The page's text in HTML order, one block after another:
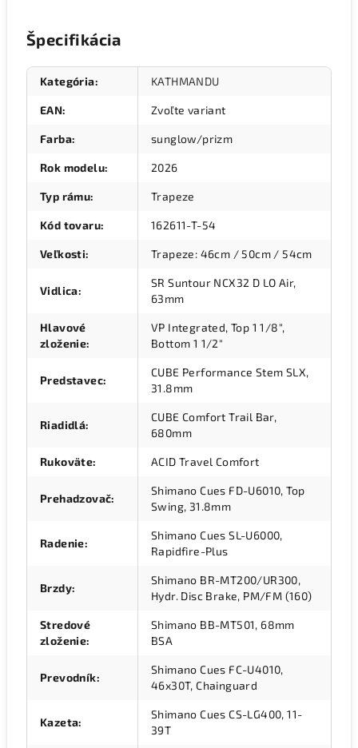
Špecifikácia
Kategória: KATHMANDU
EAN: Zvoľte variant
Farba: sunglow/prizm
Rok modelu: 2026
Typ rámu: Trapeze
Kód tovaru: 162611-T-54
Veľkosti: Trapeze: 46cm / 50cm / 54cm
Vidlica:
SR Suntour NCX32 D LO Air,
63mm
Hlavové
zloženie:
VP Integrated, Top 1 1/8",
Bottom 1 1/2"
Predstavec:
CUBE Performance Stem SLX,
31.8mm
Riadidlá:
CUBE Comfort Trail Bar,
680mm
Rukoväte: ACID Travel Comfort
Prehadzovač:
Shimano Cues FD-U6010, Top
Swing, 31.8mm
Radenie:
Shimano Cues SL-U6000,
Rapidfire-Plus
Brzdy:
Shimano BR-MT200/UR300,
Hydr. Disc Brake, PM/FM (160)
Stredové
zloženie:
Shimano BB-MT501, 68mm
BSA
Prevodník:
Shimano Cues FC-U4010,
46x30T, Chainguard
Kazeta:
Shimano Cues CS-LG400, 11-
39T